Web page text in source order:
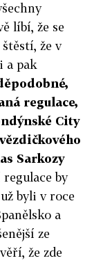
líbí, že se
štěstí, že v
a pak
regulace,
City
Sarkozy
by
byli v roce
a
ze
že zde